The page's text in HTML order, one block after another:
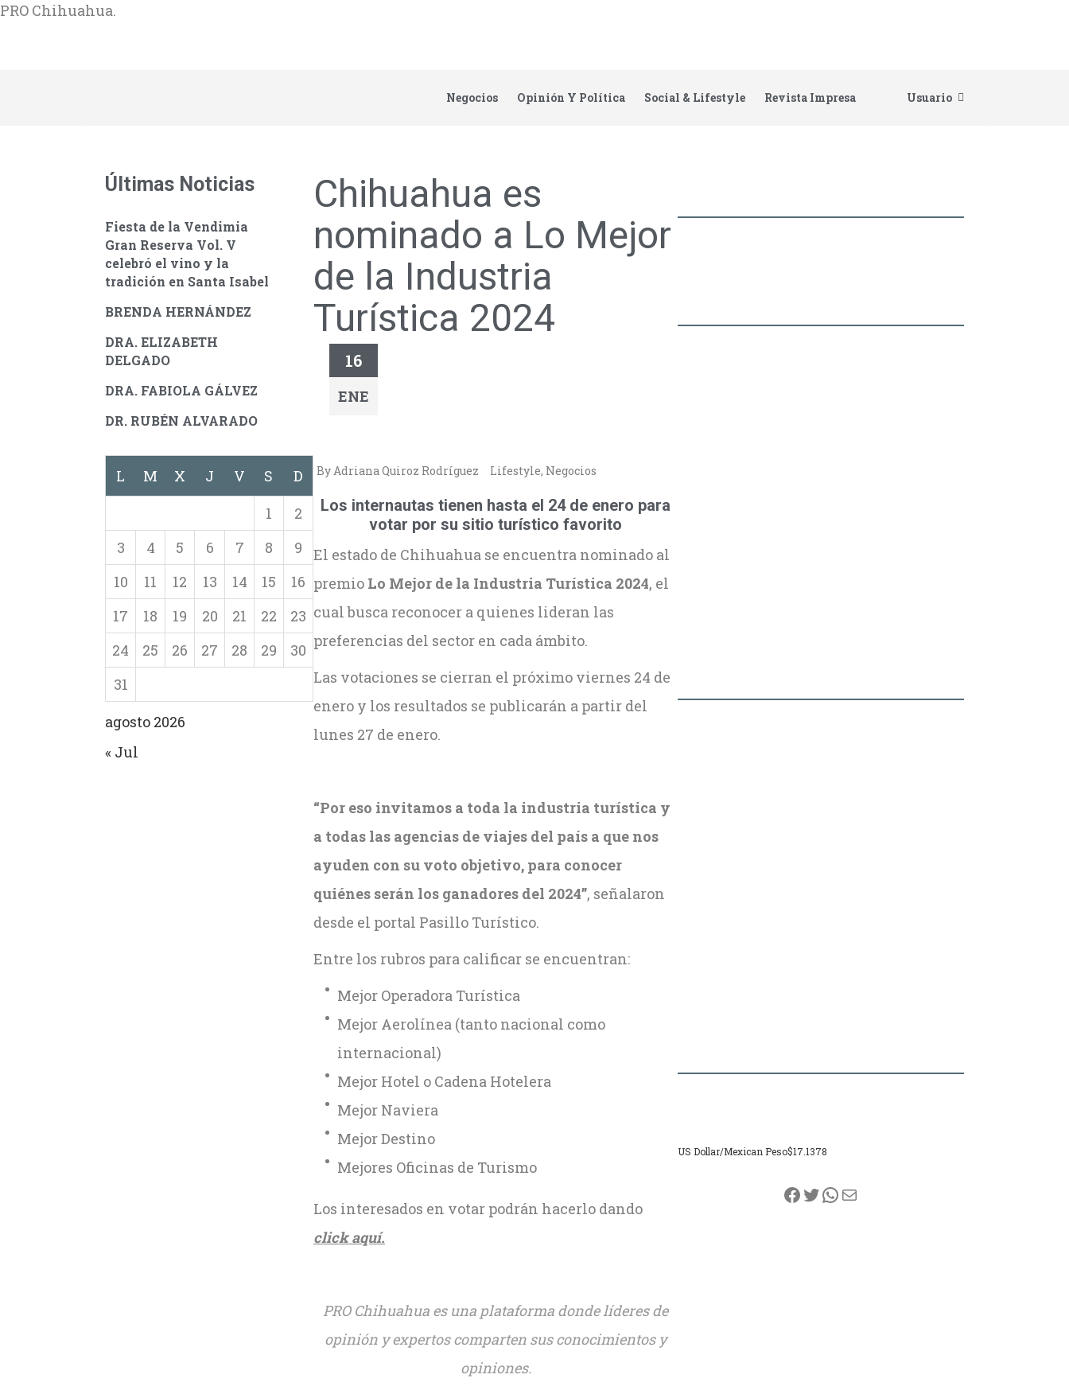
PRO Chihuahua.
Negocios Opinión Y Política Social & Lifestyle Revista Impresa Usuario
Últimas Noticias
Fiesta de la Vendimia
Gran Reserva Vol. V
celebró el vino y la
tradición en Santa Isabel
BRENDA HERNÁNDEZ
DRA. ELIZABETH
DELGADO
DRA. FABIOLA GÁLVEZ
DR. RUBÉN ALVARADO
agosto 2026
L M X J V S
D
1
2
3
4 5 6 7 8
9
10
11 12 13 14 15
16
17
18 19 20 21 22
23
24
25 26 27 28 29
30
31
« Jul
Chihuahua es
nominado a Lo Mejor
de la Industria
Turística 2024
16
ENE
By Adriana Quiroz Rodríguez Lifestyle, Negocios
Los internautas tienen hasta el 24 de enero para
votar por su sitio turístico favorito
El estado de Chihuahua se encuentra nominado al
premio Lo Mejor de la Industria Turística 2024, el
cual busca reconocer a quienes lideran las
preferencias del sector en cada ámbito.
Las votaciones se cierran el próximo viernes 24 de
enero y los resultados se publicarán a partir del
lunes 27 de enero.
“Por eso invitamos a toda la industria turística y
a todas las agencias de viajes del país a que nos
ayuden con su voto objetivo, para conocer
quiénes serán los ganadores del 2024”, señalaron
desde el portal Pasillo Turístico.
Entre los rubros para calificar se encuentran:
Mejor Operadora Turística
Mejor Aerolínea (tanto nacional como
internacional)
Mejor Hotel o Cadena Hotelera
Mejor Naviera
Mejor Destino
Mejores Oficinas de Turismo
Los interesados en votar podrán hacerlo dando
click aquí.
PRO Chihuahua es una plataforma donde líderes de
opinión y expertos comparten sus conocimientos y
opiniones.
US Dollar/Mexican Peso$17.1378
Facebook
Twitter
WhatsApp
Correo electrónico